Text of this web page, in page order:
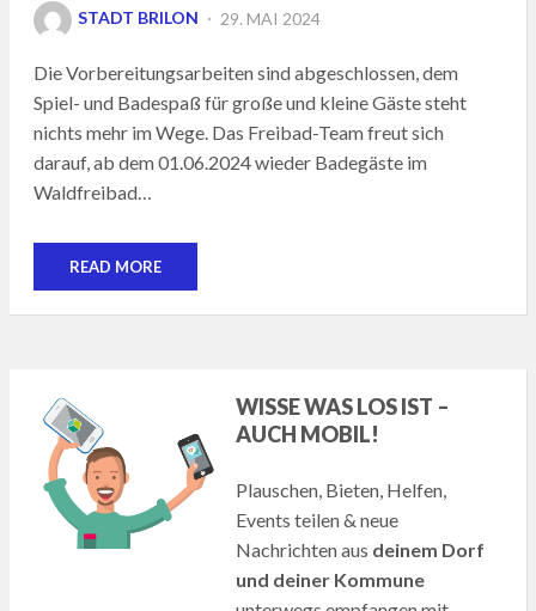
STADT BRILON
POSTED
29. MAI 2024
Die Vorbereitungsarbeiten sind abgeschlossen, dem
Spiel- und Badespaß für große und kleine Gäste steht
nichts mehr im Wege. Das Freibad-Team freut sich
darauf, ab dem 01.06.2024 wieder Badegäste im
Waldfreibad…
READ MORE
WISSE WAS LOS IST –
AUCH MOBIL!
Plauschen, Bieten, Helfen,
Events teilen & neue
Nachrichten aus deinem Dorf
und deiner Kommune